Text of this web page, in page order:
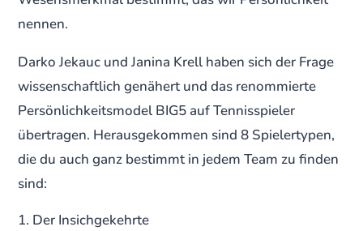
nennen.
Darko Jekauc und Janina Krell haben sich der Frage
wissenschaftlich genähert und das renommierte
Persönlichkeitsmodel BIG5 auf Tennisspieler
übertragen. Herausgekommen sind 8 Spielertypen,
die du auch ganz bestimmt in jedem Team zu finden
sind:
Der Insichgekehrte